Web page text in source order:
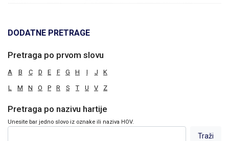
DODATNE PRETRAGE
Pretraga po prvom slovu
A B C D E F G H I J K
L M N O P R S T U V Z
Pretraga po nazivu hartije
Unesite bar jedno slovo iz oznake ili naziva HOV.